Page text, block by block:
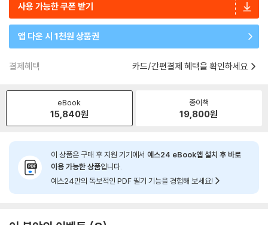
사용 가능한 쿠폰 받기
앱 다운 시 1천원 상품권
결제혜택 카드/간편결제 혜택을 확인하세요
eBook
15,840원
종이책
19,800원
이 상품은 구매 후 지원 기기에서 예스24 eBook앱 설치 후 바로
이용 가능한 상품입니다.
예스24만의 독보적인 PDF 필기 기능을 경험해 보세요!